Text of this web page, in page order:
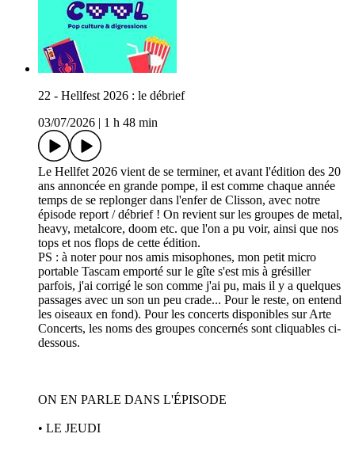
22 - Hellfest 2026 : le débrief
03/07/2026
1 h 48 min
Le Hellfet 2026 vient de se terminer, et avant l'édition des 20
ans annoncée en grande pompe, il est comme chaque année
temps de se replonger dans l'enfer de Clisson, avec notre
épisode report / débrief ! On revient sur les groupes de metal,
heavy, metalcore, doom etc. que l'on a pu voir, ainsi que nos
tops et nos flops de cette édition.
PS : à noter pour nos amis misophones, mon petit micro
portable Tascam emporté sur le gîte s'est mis à grésiller
parfois, j'ai corrigé le son comme j'ai pu, mais il y a quelques
passages avec un son un peu crade... Pour le reste, on entend
les oiseaux en fond). Pour les concerts disponibles sur Arte
Concerts, les noms des groupes concernés sont cliquables ci-
dessous.
ON EN PARLE DANS L'ÉPISODE
• LE JEUDI